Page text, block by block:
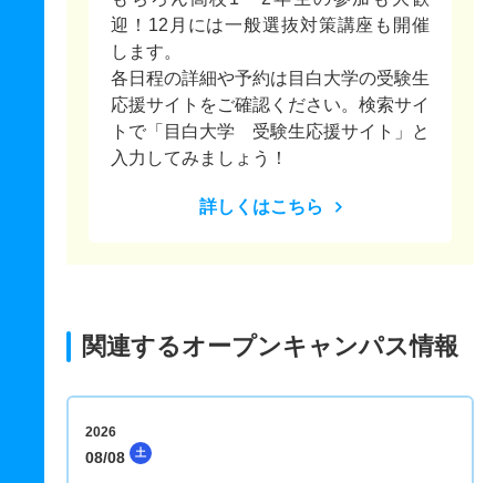
迎！12月には一般選抜対策講座も開催
します。
各日程の詳細や予約は目白大学の受験生
応援サイトをご確認ください。検索サイ
トで「目白大学 受験生応援サイト」と
入力してみましょう！
詳しくはこちら
関連するオープンキャンパス情報
2026
08/08 土